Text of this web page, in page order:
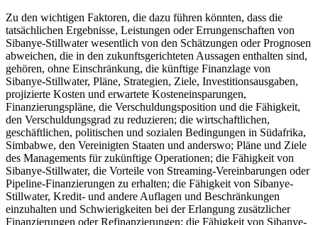
Zu den wichtigen Faktoren, die dazu führen könnten, dass die
tatsächlichen Ergebnisse, Leistungen oder Errungenschaften von
Sibanye-Stillwater wesentlich von den Schätzungen oder Prognosen
abweichen, die in den zukunftsgerichteten Aussagen enthalten sind,
gehören, ohne Einschränkung, die künftige Finanzlage von
Sibanye-Stillwater, Pläne, Strategien, Ziele, Investitionsausgaben,
projizierte Kosten und erwartete Kosteneinsparungen,
Finanzierungspläne, die Verschuldungsposition und die Fähigkeit,
den Verschuldungsgrad zu reduzieren; die wirtschaftlichen,
geschäftlichen, politischen und sozialen Bedingungen in Südafrika,
Simbabwe, den Vereinigten Staaten und anderswo; Pläne und Ziele
des Managements für zukünftige Operationen; die Fähigkeit von
Sibanye-Stillwater, die Vorteile von Streaming-Vereinbarungen oder
Pipeline-Finanzierungen zu erhalten; die Fähigkeit von Sibanye-
Stillwater, Kredit- und andere Auflagen und Beschränkungen
einzuhalten und Schwierigkeiten bei der Erlangung zusätzlicher
Finanzierungen oder Refinanzierungen; die Fähigkeit von Sibanye-